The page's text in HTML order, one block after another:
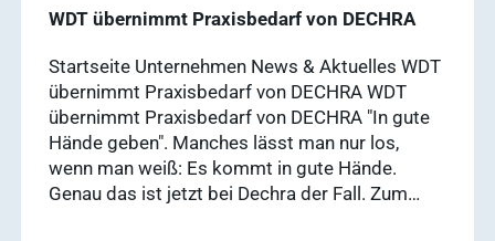
WDT übernimmt Praxisbedarf von DECHRA
Startseite Unternehmen News & Aktuelles WDT
übernimmt Praxisbedarf von DECHRA WDT
übernimmt Praxisbedarf von DECHRA "In gute
Hände geben". Manches lässt man nur los,
wenn man weiß: Es kommt in gute Hände.
Genau das ist jetzt bei Dechra der Fall. Zum…